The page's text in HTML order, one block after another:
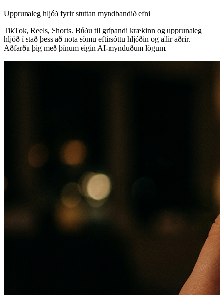
Upprunaleg hljóð fyrir stuttan myndbandið efni
TikTok, Reels, Shorts. Búðu til grípandi krækinn og upprunaleg
hljóð í stað þess að nota sömu eftirsóttu hljóðin og allir aðrir.
Aðfarðu þig með þínum eigin AI-mynduðum lögum.